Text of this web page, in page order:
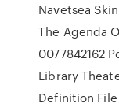
Navetsea
The Agenda
0077842162
Library
Definition